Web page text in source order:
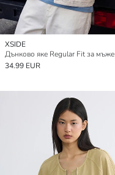
XSIDE
Дънково яке Regular Fit за мъже
34.99 EUR